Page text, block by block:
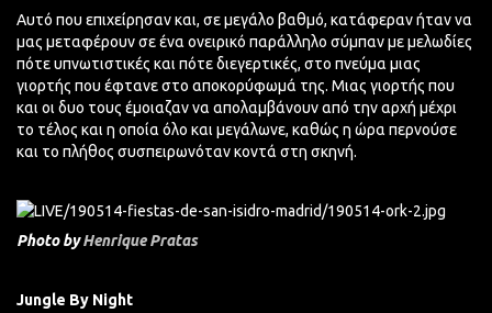
Αυτό που επιχείρησαν και, σε μεγάλο βαθμό, κατάφεραν ήταν να
μας μεταφέρουν σε ένα ονειρικό παράλληλο σύμπαν με μελωδίες
πότε υπνωτιστικές και πότε διεγερτικές, στο πνεύμα μιας
γιορτής που έφτανε στο αποκορύφωμά της. Μιας γιορτής που
και οι δυο τους έμοιαζαν να απολαμβάνουν από την αρχή μέχρι
το τέλος και η οποία όλο και μεγάλωνε, καθώς η ώρα περνούσε
και το πλήθος συσπειρωνόταν κοντά στη σκηνή.
Photo byHenrique Pratas
Jungle By Night